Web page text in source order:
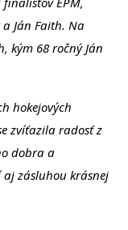
Ján Faith. Na
kým 68 ročný Ján
hokejových
zvíťazila radosť z
dobra a
aj zásluhou krásnej